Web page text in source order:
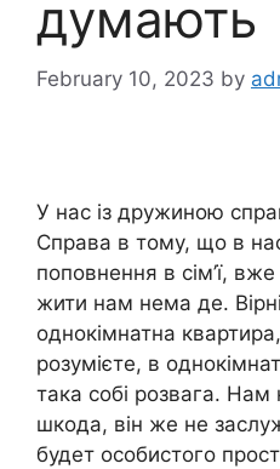
думають
February 10, 2023 by
У нас із дружиною
Справа в тому, що в
поповнення в сім’ї,
жити нам нема де.
однокімнатна
розумієте, в
така собі розвага. Нам
шкода, він же не
будет особистого